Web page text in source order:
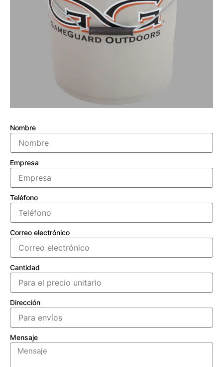
Nombre
Empresa
Teléfono
Correo electrónico
Cantidad
Dirección
Mensaje